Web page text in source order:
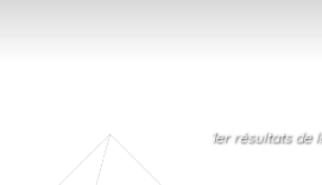
1er résultats de